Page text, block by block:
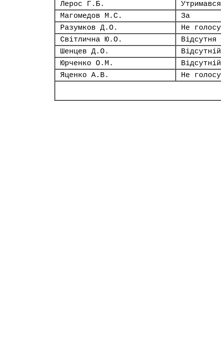
Лерос Г.Б.
Утримався
Магомедов М.С.
За
Разумков Д.О.
Не
Світлична Ю.О.
Відсутня
Шенцев Д.О.
Відсутній
Юрченко О.М.
Відсутній
Яценко А.В.
Не